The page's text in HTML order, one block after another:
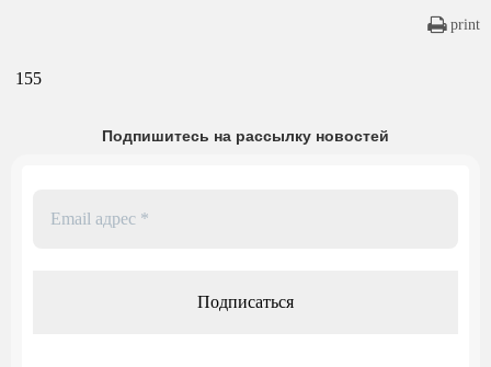
print
155
Подпишитесь на рассылку новостей